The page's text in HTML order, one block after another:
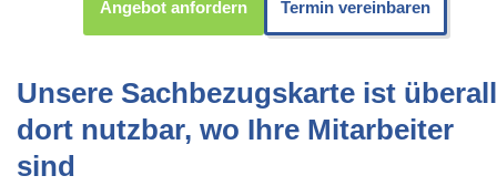
Angebot anfordern Termin vereinbaren
Unsere Sachbezugskarte ist überall
dort nutzbar, wo Ihre Mitarbeiter
sind